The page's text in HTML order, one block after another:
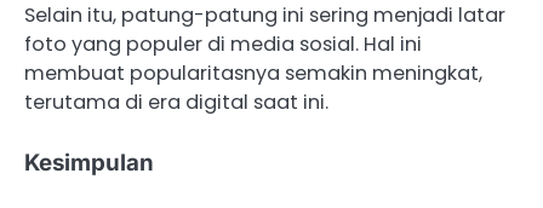
Selain itu, patung-patung ini sering menjadi latar
foto yang populer di media sosial. Hal ini
membuat popularitasnya semakin meningkat,
terutama di era digital saat ini.
Kesimpulan